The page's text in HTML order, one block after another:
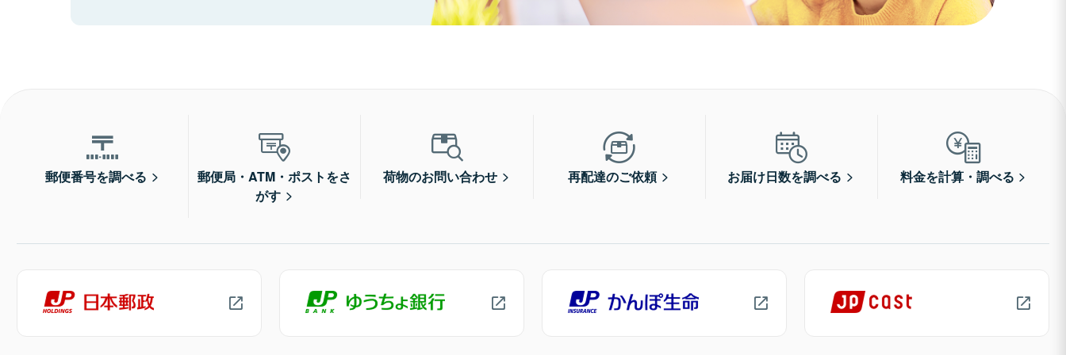
郵便番号を調べる
郵便局・ATM・ポストをさ
がす
荷物のお問い合わせ 再配達のご依頼 お届け日数を調べる 料金を計算・調べる